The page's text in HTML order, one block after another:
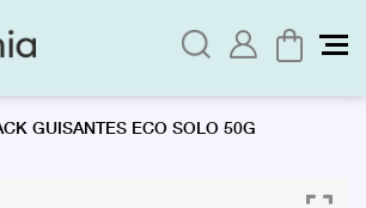
GUISANTES ECO SOLO 50G